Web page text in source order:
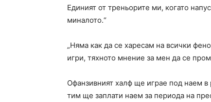
Единият от треньорите ми, когато
миналото.“
„Няма как да се харесам на всички
игри, тяхното мнение за мен да се
Офанзивният халф ще играе под наем в
тим ще заплати наем за периода на